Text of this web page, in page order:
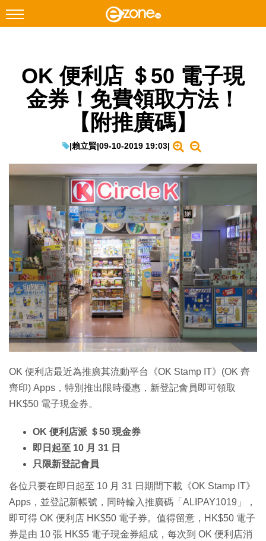
Facebook Instagram
科技焦點
教學評測
生成式AI與雲端應用
Enterprise Digital Transformation
特集
OK 便利店 ＄50 電子現
金券！免費領取方法！
【附推廣碼】
|賴立賢|09-10-2019 19:03|
OK 便利店最近為推廣其流動平台《OK Stamp IT》(OK 齊
齊印) Apps，特別推出限時優惠，新登記會員即可領取
HK$50 電子現金券。
OK 便利店派 ＄50 現金券
即日起至 10 月 31 日
只限新登記會員
各位只要在即日起至 10 月 31 日期間下載《OK Stamp IT》
Apps，並登記新帳號，同時輸入推廣碼「ALIPAY1019」，
即可得 OK 便利店 HK$50 電子券。值得留意，HK$50 電子
券是由 10 張 HK$5 電子現金券組成，每次到 OK 便利店消